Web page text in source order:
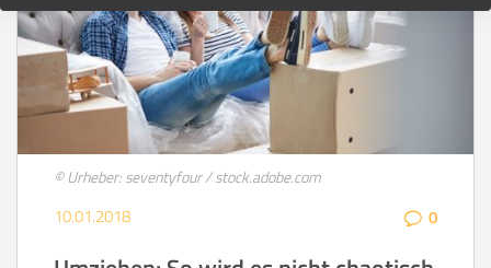
© Urheber: seventyfour / stock.adobe.com
0
10.01.2018